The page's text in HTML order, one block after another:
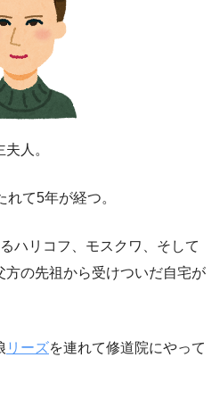
人。
て5年が経つ。
ハリコフ、モスクワ、そして
の先祖から受けついだ自宅が
リーズを連れて修道院にやって